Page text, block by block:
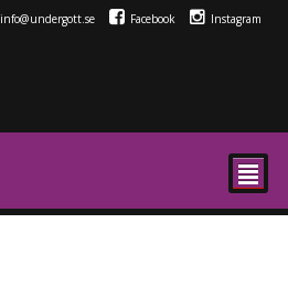
info@undergott.se Facebook Instagram
²